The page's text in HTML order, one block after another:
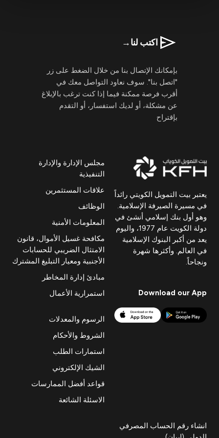
اكتب لنا→
بإمكانك الإتصال بنا من خلال الضغط على زر
"اتصل بنا". سوف نعاود التواصل معك في
أقرب فرصة ممكنة فيما إذا كنت ترغب بالإبلاغ
عن مشكلة، أو لديك استفسار، أو التقدم
بإقتراح
يعتبر بيت التمويل الكويتي رائداً
في مسيرة الصيرفة الإسلامية.
وهو أول بنك إسلامي أنشئ في
دولة الكويت عام 1977، واليوم
يعد من أكبر البنوك الإسلامية
في العالم. وأكثرها شهرة
ونجاحاً.
Download our App
مجلس الإدارة والإدارة
التنفيذية
علاقات المستثمرين
الوظائف
المعلومات الأمنية
مكافحة غسيل الأموال، قانون
الامتثال الضريبي للحسابات
الأجنبية ومعيار التبليغ المشترك
مبادئ إدارة المخاطر
استمرارية الأعمال
الرسوم والمعدلات
الشروط والأحكام
استمارات الطلب
الشيك الإلكتروني
قواعد أفضل الممارسات
الاسئلة الشائعة
انشاء رقم الحساب المصرفي